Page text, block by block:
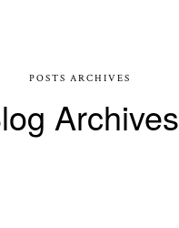
POSTS ARCHIVES
Archives